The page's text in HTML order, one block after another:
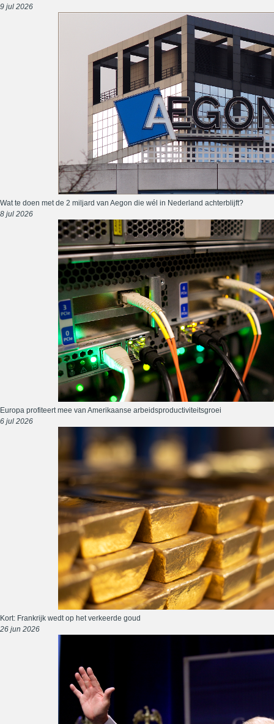
9 jul 2026
Wat te doen met de 2 miljard van Aegon die wél in Nederland achterblijft?
8 jul 2026
Europa profiteert mee van Amerikaanse arbeidsproductiviteitsgroei
6 jul 2026
Kort: Frankrijk wedt op het verkeerde goud
26 jun 2026